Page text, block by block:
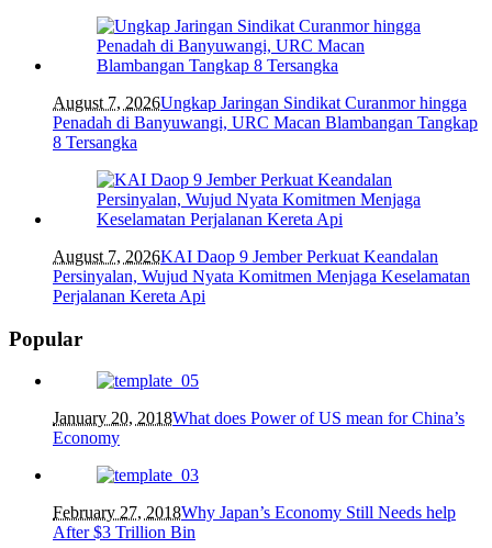
August 7, 2026Ungkap Jaringan Sindikat Curanmor hingga
Penadah di Banyuwangi, URC Macan Blambangan Tangkap
8 Tersangka
August 7, 2026KAI Daop 9 Jember Perkuat Keandalan
Persinyalan, Wujud Nyata Komitmen Menjaga Keselamatan
Perjalanan Kereta Api
Popular
January 20, 2018What does Power of US mean for China’s
Economy
February 27, 2018Why Japan’s Economy Still Needs help
After $3 Trillion Bin